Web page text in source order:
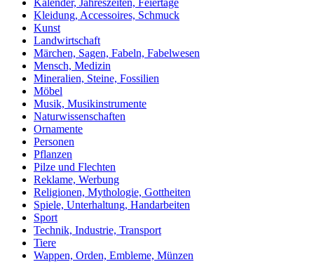
Kleidung, Accessoires, Schmuck
Kunst
Landwirtschaft
Märchen, Sagen, Fabeln, Fabelwesen
Mensch, Medizin
Mineralien, Steine, Fossilien
Möbel
Musik, Musikinstrumente
Naturwissenschaften
Ornamente
Personen
Pflanzen
Pilze und Flechten
Reklame, Werbung
Religionen, Mythologie, Gottheiten
Spiele, Unterhaltung, Handarbeiten
Sport
Technik, Industrie, Transport
Tiere
Wappen, Orden, Embleme, Münzen